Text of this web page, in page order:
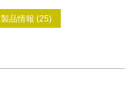
製品情報 (25)